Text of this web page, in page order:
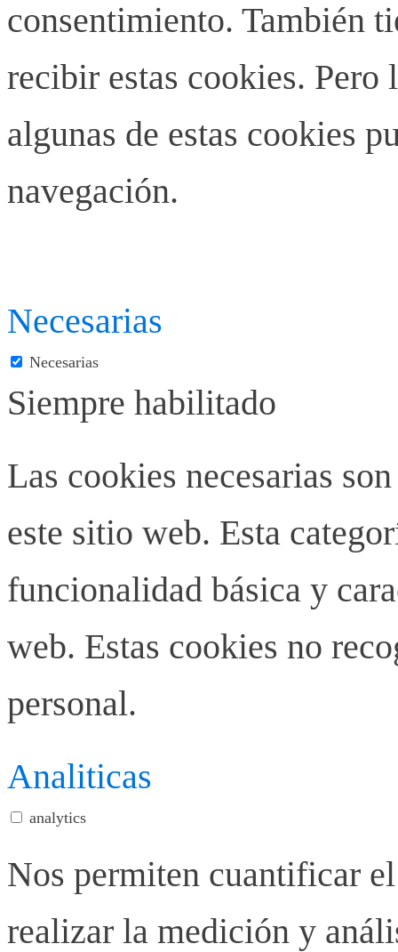
consentimiento. También
recibir estas cookies.
algunas de estas cookies
navegación.
Necesarias
Necesarias
Siempre habilitado
Las cookies necesarias
este sitio web. Esta
funcionalidad básica y
web. Estas cookies no
personal.
Analiticas
analytics
Nos permiten cuantificar
realizar la medición y